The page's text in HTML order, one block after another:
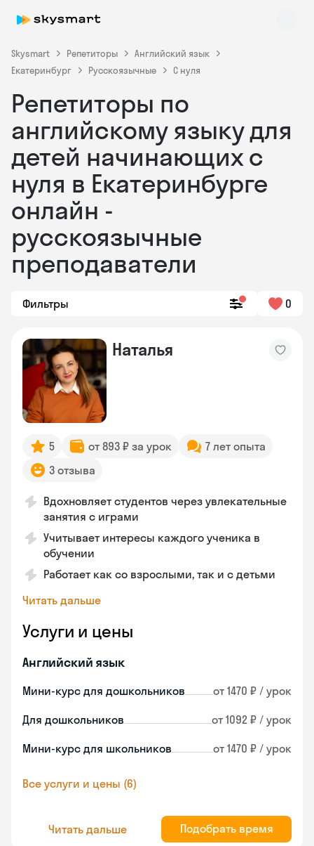
Skysmart Репетиторы
Английский язык
Екатеринбург
Русскоязычные С нуля
Репетиторы по
английскому языку для
детей начинающих с
нуля в Екатеринбурге
онлайн -
русскоязычные
преподаватели
Фильтры 0
Наталья
5 от 893 ₽ за урок
7 лет опыта
3 отзыва
Вдохновляет студентов через увлекательные
занятия с играми
Учитывает интересы каждого ученика в
обучении
Работает как со взрослыми, так и с детьми
Читать дальше
Услуги и цены
Английский язык
Мини-курс для дошкольников от 1470 ₽ / урок
Для дошкольников от 1092 ₽ / урок
Мини-курс для школьников от 1470 ₽ / урок
Все услуги и цены (6)
Читать дальше Подобрать время
Skysmart Chat